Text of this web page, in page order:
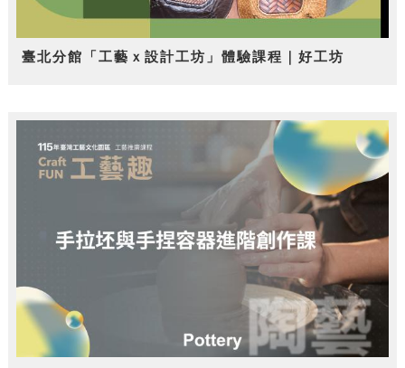
臺北分館「工藝ｘ設計工坊」體驗課程｜好工坊